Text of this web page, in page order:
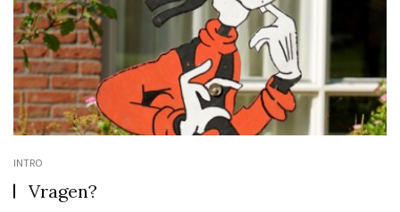
INTRO
Vragen?